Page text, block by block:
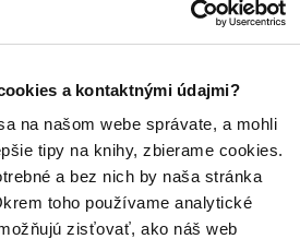
a kontaktnými údajmi?
na našom webe správate, a mohli
tipy na knihy, zbierame cookies.
a bez nich by naša stránka
toho používame analytické
zisťovať, ako náš web
musíš pít spoustu kafe, jíst mraky
co nejdrsnějším hlasem a moc
tvoji nadřízení. Přesně tím se řídí
Neeson), který dostal tu...